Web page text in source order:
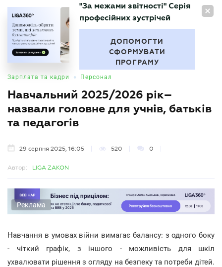
UA
БУХГАЛТЕР
"За межами звітності" Серія
професійних зустрічей
ДОПОМОГТИ
СФОРМУВАТИ
ПРОГРАМУ
Зарплата та кадри • Персонал
Навчальний 2025/2026 рік–
назвали головне для учнів, батьків
та педагогів
29 серпня 2025, 16:05 520 0
Автор: LIGA ZAKON
Реклама
Навчання в умовах війни вимагає балансу: з одного боку
- чіткий графік, з іншого - можливість для шкіл
ухвалювати рішення з огляду на безпеку та потреби дітей.